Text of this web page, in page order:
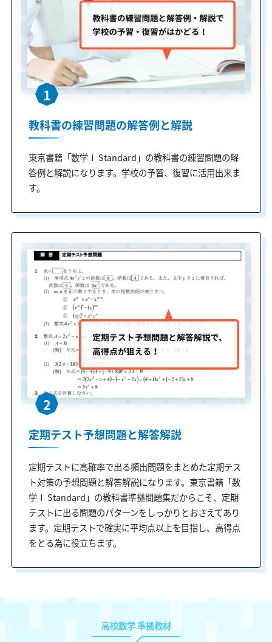
1
教科書の練習問題の解答例と解説
東京書籍「数学Ⅰ Standard」の教科書の練習問題の解
答例と解説になります。学校の予習、復習に活用出来ま
す。
2
定期テスト予想問題と解答解説
定期テストに高確率で出る頻出問題をまとめた定期テス
ト対策の予想問題と解答解説になります。東京書籍「数
学Ⅰ Standard」の教科書準拠問題集だからこそ、定期
テストに出る問題のパターンをしっかりとおさえてあり
ます。定期テストで確実に平均点以上を目指し、高得点
をとる為に役立ちます。
高校数学 準拠教材